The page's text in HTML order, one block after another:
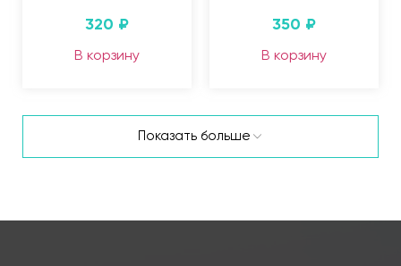
320 ₽
В корзину
350 ₽
В корзину
Показать больше